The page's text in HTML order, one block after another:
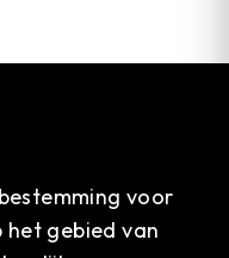
voor
gebied van